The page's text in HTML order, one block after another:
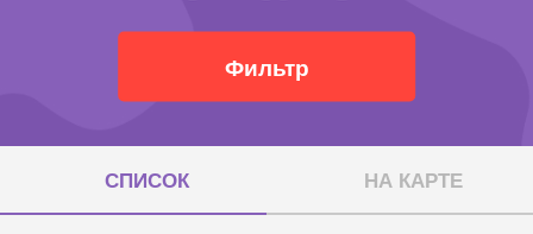
Фильтр
СПИСОК НА КАРТЕ